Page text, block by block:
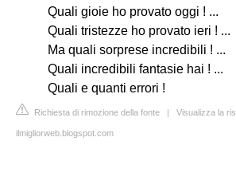
Quali gioie ho provato oggi ! ...
Quali tristezze ho provato ieri ! ...
Ma quali sorprese incredibili ! ...
Quali incredibili fantasie hai ! ...
Quali e quanti errori !
Richiesta di rimozione della fonte | Visualizza la
ilmigliorweb.blogspot.com